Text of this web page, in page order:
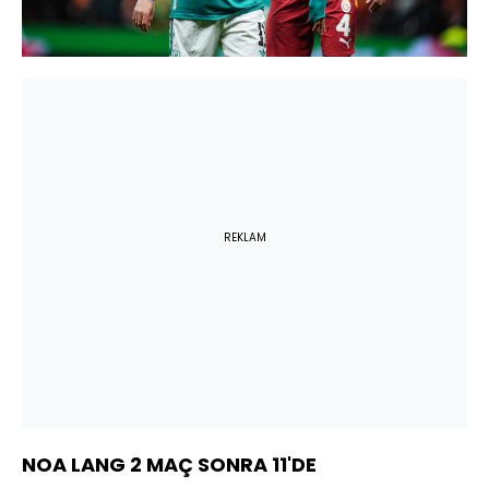
REKLAM
NOA LANG 2 MAÇ SONRA 11'DE